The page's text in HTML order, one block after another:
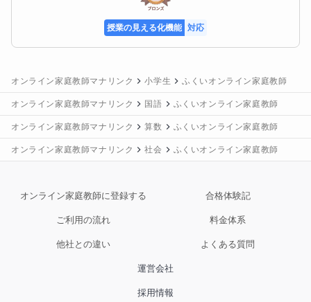
授業の見える化機能 対応
オンライン家庭教師マナリンク 小学生 ふくいオンライン家庭教師
オンライン家庭教師マナリンク 国語 ふくいオンライン家庭教師
オンライン家庭教師マナリンク 算数 ふくいオンライン家庭教師
オンライン家庭教師マナリンク 社会 ふくいオンライン家庭教師
オンライン家庭教師に登録する 合格体験記
ご利用の流れ 料金体系
他社との違い よくある質問
運営会社
採用情報